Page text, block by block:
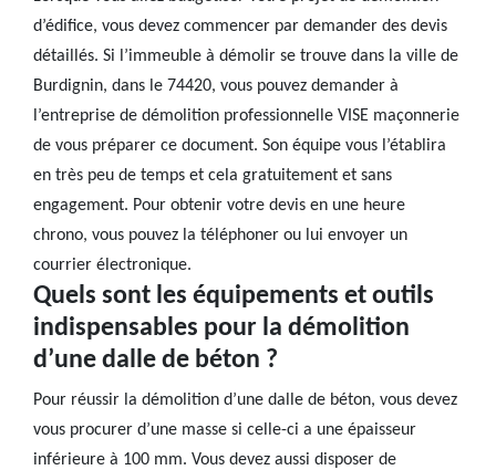
d’édifice, vous devez commencer par demander des devis
détaillés. Si l’immeuble à démolir se trouve dans la ville de
Burdignin, dans le 74420, vous pouvez demander à
l’entreprise de démolition professionnelle VISE maçonnerie
de vous préparer ce document. Son équipe vous l’établira
en très peu de temps et cela gratuitement et sans
engagement. Pour obtenir votre devis en une heure
chrono, vous pouvez la téléphoner ou lui envoyer un
courrier électronique.
Quels sont les équipements et outils
indispensables pour la démolition
d’une dalle de béton ?
Pour réussir la démolition d’une dalle de béton, vous devez
vous procurer d’une masse si celle-ci a une épaisseur
inférieure à 100 mm. Vous devez aussi disposer de